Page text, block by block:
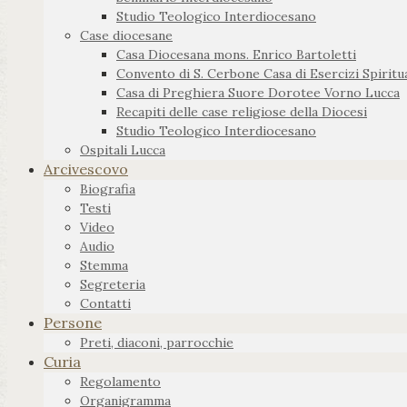
Studio Teologico Interdiocesano
Case diocesane
Casa Diocesana mons. Enrico Bartoletti
Convento di S. Cerbone Casa di Esercizi
Casa di Preghiera Suore Dorotee Vorno Lucca
Recapiti delle case religiose della Diocesi
Studio Teologico Interdiocesano
Ospitali Lucca
Arcivescovo
Biografia
Testi
Video
Audio
Stemma
Segreteria
Contatti
Persone
Preti, diaconi, parrocchie
Curia
Regolamento
Organigramma